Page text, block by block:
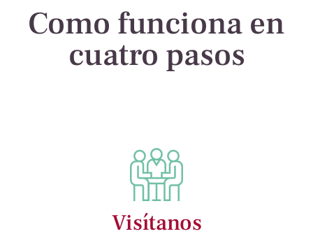
Como funciona en
cuatro pasos
Visítanos